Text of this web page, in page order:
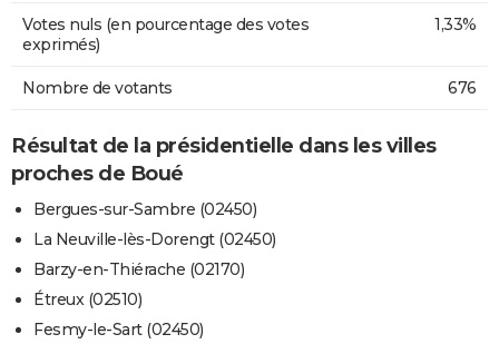
Votes nuls (en pourcentage des votes
exprimés)
1,33%
Nombre de votants 676
Résultat de la présidentielle dans les villes
proches de Boué
Bergues-sur-Sambre (02450)
La Neuville-lès-Dorengt (02450)
Barzy-en-Thiérache (02170)
Étreux (02510)
Fesmy-le-Sart (02450)